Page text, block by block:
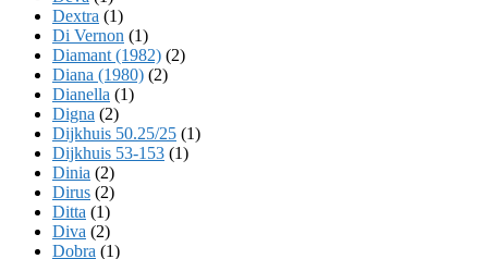
Dextra (1)
Di Vernon (1)
Diamant (1982) (2)
Diana (1980) (2)
Dianella (1)
Digna (2)
Dijkhuis 50.25/25 (1)
Dijkhuis 53-153 (1)
Dinia (2)
Dirus (2)
Ditta (1)
Diva (2)
Dobra (1)